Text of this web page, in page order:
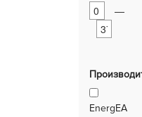
—
EnergEA